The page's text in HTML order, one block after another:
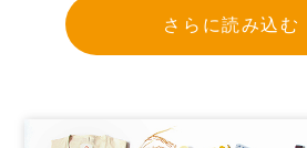
さらに読み込む